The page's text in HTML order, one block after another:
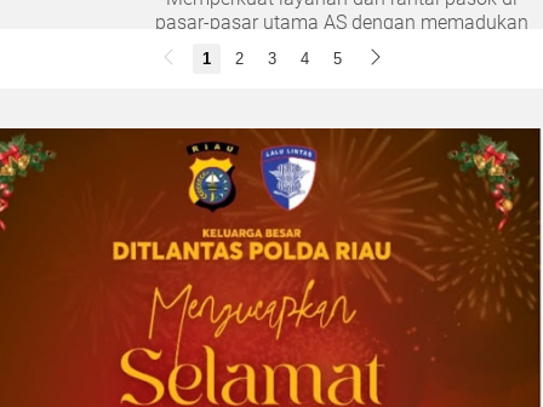
pasar-pasar utama AS dengan memadukan
satu abad keahlian teknis dan hubungan
pelanggan yang dilandasi kepercayaan
2026-08-01 00:27:35 Univar Solutions LLC
Univar Solutions Mengapresiasi Mitra
Transportasi Terbaik di Ajang Carrier
Awards Tahunan
DOWNERS GROVE, Illinois, Aug. 01, 2026
(GLOBE NEWSWIRE) -- Univar Solutions LLC
1 2 3 4 5